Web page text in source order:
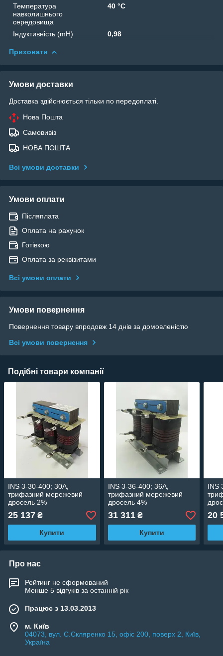
Температура
навколишнього
середовища
40 °C
Індуктивність (mH) 0,98
Приховати
Умови доставки
Доставка здійснюється тільки по передоплаті.
Нова Пошта
Самовивіз
НОВА ПОШТА
Всі умови доставки
Умови оплати
Післяплата
Оплата на рахунок
Готівкою
Оплата за реквізитами
Всі умови оплати
Умови повернення
Повернення товару впродовж 14 днів за домовленістю
Всі умови повернення
Подібні товари компанії
INS 3-30-400; 30А,
трифазний мережевий
дросель 2%
25 137 ₴
Купити
INS 3-36-400; 36А,
трифазний мережевий
дросель 4%
31 311₴
Купити
INS
20
Про нас
Рейтинг не сформований
Менше 5 відгуків за останній рік
Працює з 13.03.2013
м. Київ
04073, вул. C.Скляренко 15, офіс 200, поверх 2, Київ,
Україна